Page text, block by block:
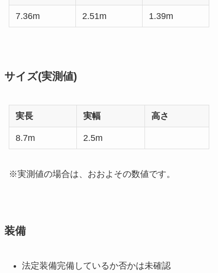
7.36m 2.51m 1.39m
サイズ(実測値)
実長 実幅 高さ
8.7m 2.5m
※実測値の場合は、おおよその数値です。
装備
法定装備完備しているか否かは未確認